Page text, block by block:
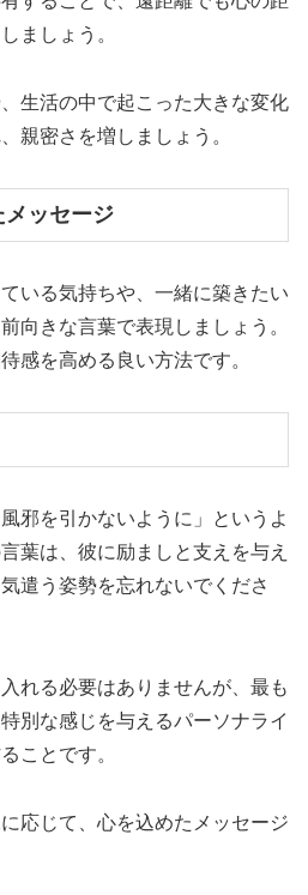
ましょう。
生活の中で起こった大きな変化
親密さを増しましょう。
ッセージ
いる気持ちや、一緒に築きたい
向きな言葉で表現しましょう。
感を高める良い方法です。
邪を引かないように」というよ
葉は、彼に励ましと支えを与え
遣う姿勢を忘れないでくださ
れる必要はありませんが、最も
別な感じを与えるパーソナライ
ことです。
応じて、心を込めたメッセージ